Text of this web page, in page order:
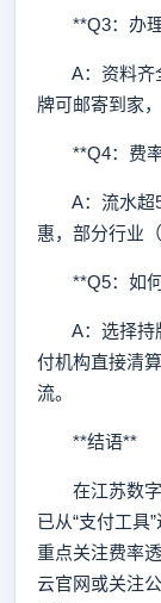
**Q3：办理
A：资料齐全
牌可邮寄到家
**Q4：费率
A：流水超
惠，部分行业
**Q5：如何
A：选择持牌
付机构直接清
流。
**结语**
在江苏数字
已从“支付工具
重点关注费率
云官网或关注